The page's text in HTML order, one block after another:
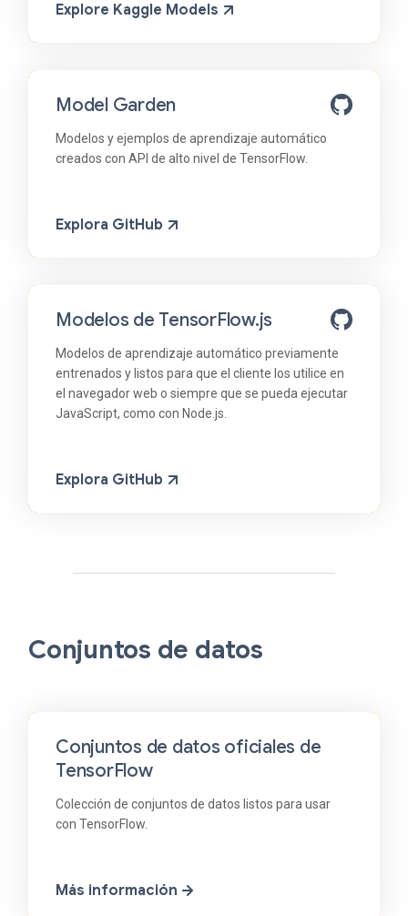
Explore Kaggle Models
Model Garden
Modelos y ejemplos de aprendizaje automático
creados con API de alto nivel de TensorFlow.
Explora GitHub
Modelos de TensorFlow.js
Modelos de aprendizaje automático previamente
entrenados y listos para que el cliente los utilice en
el navegador web o siempre que se pueda ejecutar
JavaScript, como con Node.js.
Explora GitHub
Conjuntos de datos
Conjuntos de datos oficiales de
TensorFlow
Colección de conjuntos de datos listos para usar
con TensorFlow.
Más información